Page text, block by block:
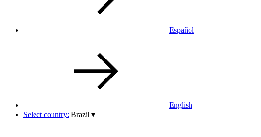
Español
English
Select country: Brazil ▾